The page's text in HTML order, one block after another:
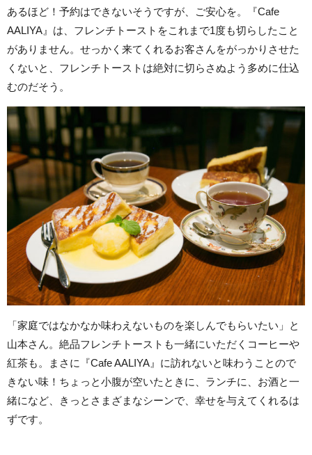
あるほど！予約はできないそうですが、ご安心を。『Cafe
AALIYA』は、フレンチトーストをこれまで1度も切らしたこと
がありません。せっかく来てくれるお客さんをがっかりさせた
くないと、フレンチトーストは絶対に切らさぬよう多めに仕込
むのだそう。
「家庭ではなかなか味わえないものを楽しんでもらいたい」と
山本さん。絶品フレンチトーストも一緒にいただくコーヒーや
紅茶も。まさに『Cafe AALIYA』に訪れないと味わうことので
きない味！ちょっと小腹が空いたときに、ランチに、お酒と一
緒になど、きっとさまざまなシーンで、幸せを与えてくれるは
ずです。